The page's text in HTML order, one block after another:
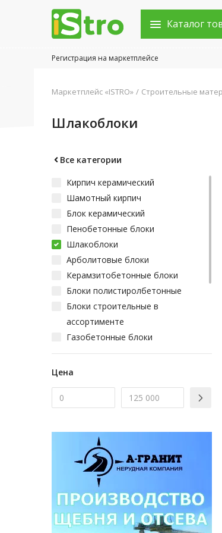
Каталог
Регистрация на маркетплейсе
Объявления
Контакты
Город: Колумбус
Маркетплейс «ISTRO» Строительные
Шлакоблоки
Все категории
Кирпич керамический
Шамотный кирпич
Блок керамический
Пенобетонные блоки
Шлакоблоки
Арболитовые блоки
Керамзитобетонные блоки
Блоки полистиролбетонные
Блоки строительные в
ассортименте
Газобетонные блоки
Кирпич строительный
Кирпич облицовочный
Цена